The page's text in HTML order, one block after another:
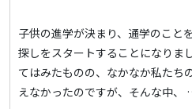
子供の進学が決まり、通学のこと
探しをスタートすることになりま
てはみたものの、なかなか私たち
えなかったのですが、そんな中、